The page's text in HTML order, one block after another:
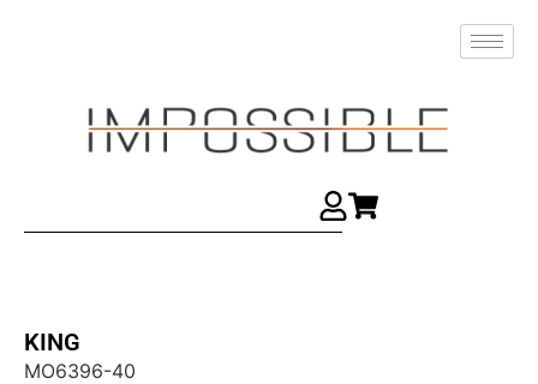
KING
MO6396-40